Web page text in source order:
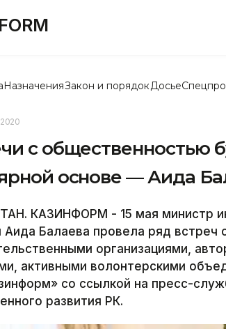
НазначенияЗакон и порядок Досье
с общественностью
основе — Аида
КАЗИНФОРМ - 15 мая министр
Аида Балаева провела ряд
организациями,
активными волонтерскими
со ссылкой на пресс-
развития РК.